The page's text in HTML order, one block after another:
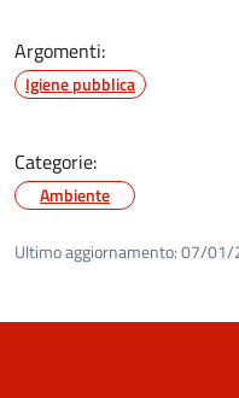
Argomenti:
Igiene pubblica
Categorie:
Ambiente
Ultimo aggiornamento:07/01/